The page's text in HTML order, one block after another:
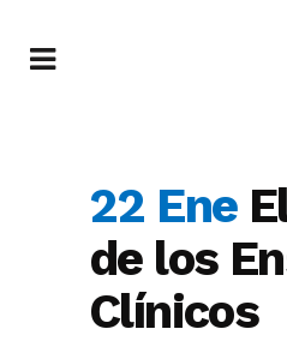
22 Ene
de los
Clínicos